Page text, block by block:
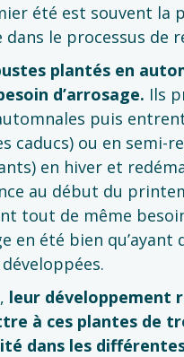
été est souvent la
le processus de
plantés en
d’arrosage. Ils
puis
caducs) ou en semi-
en hiver et
au début du
tout de même
en été bien qu’ayant
leur développement
à ces plantes de
dans les